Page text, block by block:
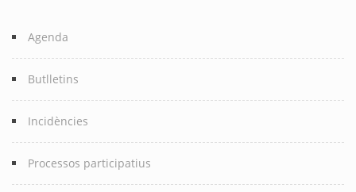
Agenda
Butlletins
Incidències
Processos participatius